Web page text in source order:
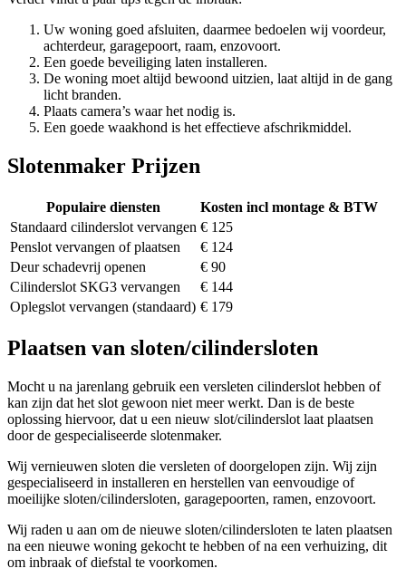
Uw woning goed afsluiten, daarmee bedoelen wij voordeur,
achterdeur, garagepoort, raam, enzovoort.
Een goede beveiliging laten installeren.
De woning moet altijd bewoond uitzien, laat altijd in de gang
licht branden.
Plaats camera’s waar het nodig is.
Een goede waakhond is het effectieve afschrikmiddel.
Slotenmaker Prijzen
Populaire diensten
Kosten incl montage & BTW
Standaard cilinderslot vervangen € 125
Penslot vervangen of plaatsen
€ 124
Deur schadevrij openen
€ 90
Cilinderslot SKG3 vervangen
€ 144
Oplegslot vervangen (standaard) € 179
Plaatsen van sloten/cilindersloten
Mocht u na jarenlang gebruik een versleten cilinderslot hebben of
kan zijn dat het slot gewoon niet meer werkt. Dan is de beste
oplossing hiervoor, dat u een nieuw slot/cilinderslot laat plaatsen
door de gespecialiseerde slotenmaker.
Wij vernieuwen sloten die versleten of doorgelopen zijn. Wij zijn
gespecialiseerd in installeren en herstellen van eenvoudige of
moeilijke sloten/cilindersloten, garagepoorten, ramen, enzovoort.
Wij raden u aan om de nieuwe sloten/cilindersloten te laten plaatsen
na een nieuwe woning gekocht te hebben of na een verhuizing, dit
om inbraak of diefstal te voorkomen.